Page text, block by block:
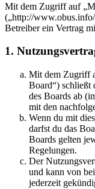
Mit dem Zugriff auf
(„http://
Betreiber ein Vertrag
1.
Mit dem Zugriff
Board“) schließt
des Boards ab
mit den
Wenn du mit
darfst du das
Boards gelten
Regelungen.
Der
und kann von
jederzeit